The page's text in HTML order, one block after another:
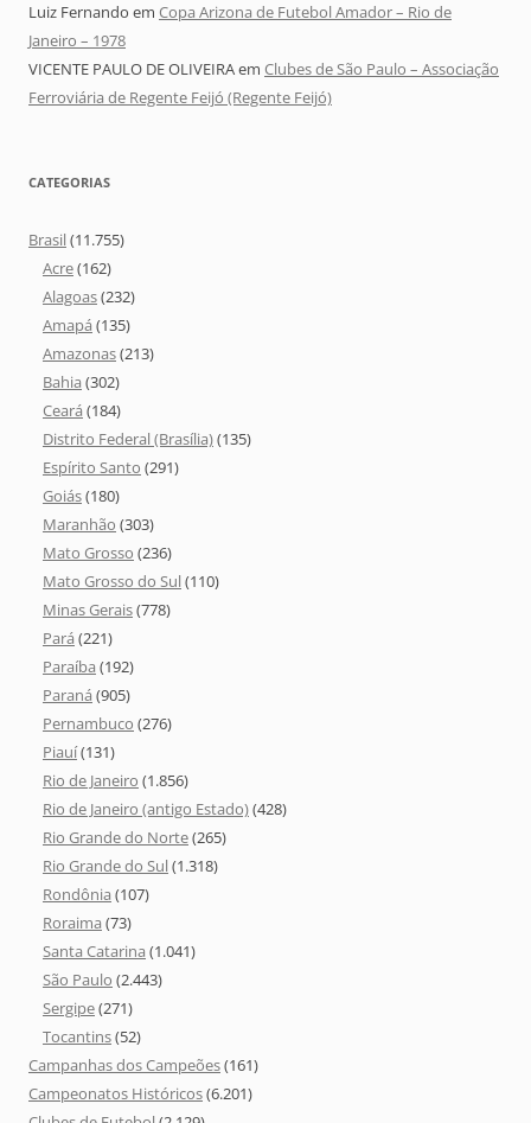
Luiz Fernando em Copa Arizona de Futebol Amador – Rio de
Janeiro – 1978
VICENTE PAULO DE OLIVEIRAem Clubes de São Paulo – Associação
Ferroviária de Regente Feijó (Regente Feijó)
CATEGORIAS
Brasil(11.755)
Acre(162)
Alagoas(232)
Amapá (135)
Amazonas(213)
Bahia (302)
Ceará (184)
Distrito Federal (Brasília)(135)
Espírito Santo (291)
Goiás(180)
Maranhão (303)
Mato Grosso (236)
Mato Grosso do Sul(110)
Minas Gerais(778)
Pará (221)
Paraíba (192)
Paraná (905)
Pernambuco (276)
Piauí(131)
Rio de Janeiro (1.856)
Rio de Janeiro (antigo Estado)(428)
Rio Grande do Norte(265)
Rio Grande do Sul(1.318)
Rondônia (107)
Roraima (73)
Santa Catarina (1.041)
São Paulo (2.443)
Sergipe(271)
Tocantins(52)
Campanhas dos Campeões(161)
Campeonatos Históricos(6.201)